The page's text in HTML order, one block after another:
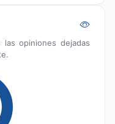
opiniones dejadas